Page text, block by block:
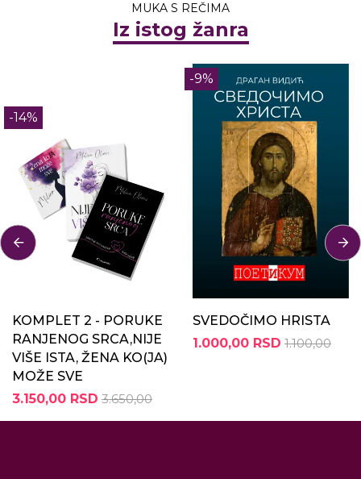
MUKA S REČIMA
Iz istog žanra
-14%
KOMPLET 2 - PORUKE
RANJENOG SRCA,NIJE
VIŠE ISTA, ŽENA KO(JA)
MOŽE SVE
3.150,00 RSD 3.650,00
-9%
SVEDOČIMO HRISTA
1.000,00 RSD 1.100,00